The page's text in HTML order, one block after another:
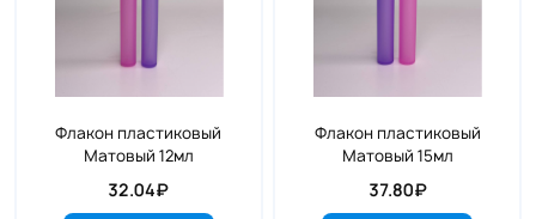
Флакон пластиковый
Матовый 12мл
32.04₽
Флакон пластиковый
Матовый 15мл
37.80₽